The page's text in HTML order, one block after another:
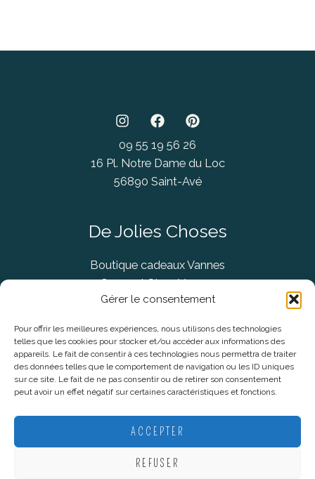
Gérer le consentement
Pour offrir les meilleures expériences, nous utilisons des technologies
telles que les cookies pour stocker et/ou accéder aux informations des
appareils. Le fait de consentir à ces technologies nous permettra de traiter
des données telles que le comportement de navigation ou les ID uniques
sur ce site. Le fait de ne pas consentir ou de retirer son consentement
peut avoir un effet négatif sur certaines caractéristiques et fonctions.
ACCEPTER
REFUSER
09 55 19 56 26
16 Pl. Notre Dame du Loc
56890 Saint-Avé
De Jolies Choses
Boutique cadeaux Vannes
Concept Store Vannes
Informations légales
CGV
Politique De Confidentialité
Plan du site